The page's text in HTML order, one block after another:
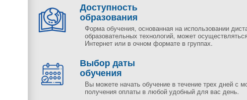
Доступность
образования
Форма обучения, основанная на использовании
образовательных технологий, может
Интернет или в очном формате в группах.
Выбор даты
обучения
Вы можете начать обучение в течение трех дней с
получения оплаты в любой удобный для вас день.